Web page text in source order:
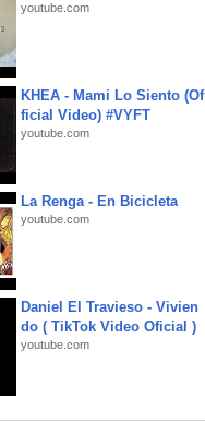
youtube.com
KHEA - Mami Lo Siento (Of
ficial Video) #VYFT
youtube.com
La Renga - En Bicicleta
youtube.com
Daniel El Travieso - Vivien
do ( TikTok Video Oficial )
youtube.com